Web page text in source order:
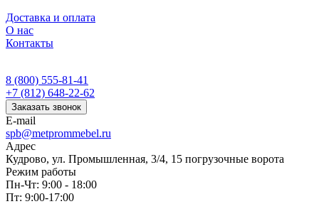
Доставка и оплата
О нас
Контакты
8 (800) 555-81-41
+7 (812) 648-22-62
Заказать звонок
E-mail
spb@metprommebel.ru
Адрес
Кудрово, ул. Промышленная, 3/4, 15 погрузочные ворота
Режим работы
Пн-Чт: 9:00 - 18:00
Пт: 9:00-17:00